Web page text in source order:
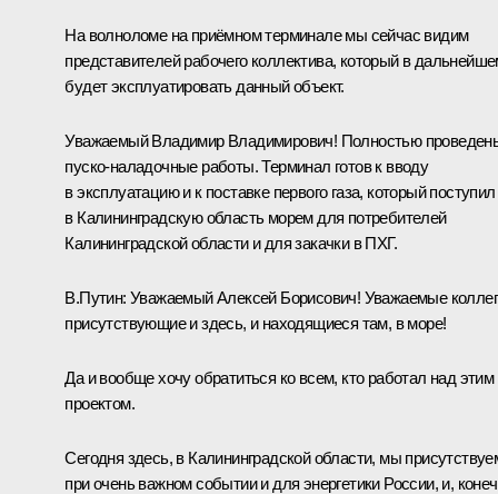
На волноломе на приёмном терминале мы сейчас видим
представителей рабочего коллектива, который в
будет эксплуатировать данный объект.
Уважаемый Владимир Владимирович! Полностью
пуско-наладочные работы. Терминал готов к вводу
в эксплуатацию и к поставке первого газа, который поступил
в Калининградскую область морем для потребителей
Калининградской области и для закачки в ПХГ.
В.Путин: Уважаемый Алексей Борисович! Уважаемые
присутствующие и здесь, и находящиеся там, в море!
Да и вообще хочу обратиться ко всем, кто работал над этим
проектом.
Сегодня здесь, в Калининградской области, мы
при очень важном событии и для энергетики России, и,